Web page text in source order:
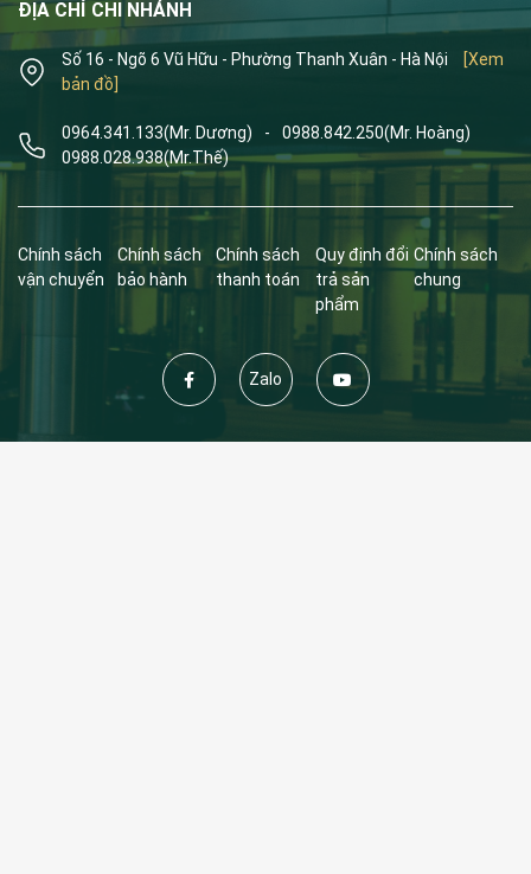
ĐỊA CHỈ CHI NHÁNH
Số 16 - Ngõ 6 Vũ Hữu - Phường Thanh Xuân - Hà Nội
[Xem
bản đồ]
0964.341.133(Mr. Dương) - 0988.842.250(Mr. Hoàng)
0988.028.938(Mr.Thế)
Chính sách
vận chuyển
Chính sách
bảo hành
Chính sách
thanh toán
Quy định đổi
trả sản
phẩm
Chính sách
chung
Zalo